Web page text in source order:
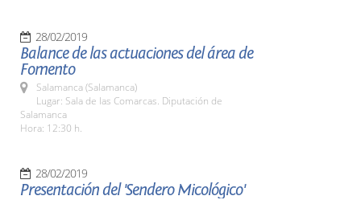
28/02/2019
Balance de las actuaciones del área de
Fomento
Salamanca (Salamanca)
Lugar: Sala de las Comarcas. Diputación de
Salamanca
Hora: 12:30 h.
28/02/2019
Presentación del 'Sendero Micológico'